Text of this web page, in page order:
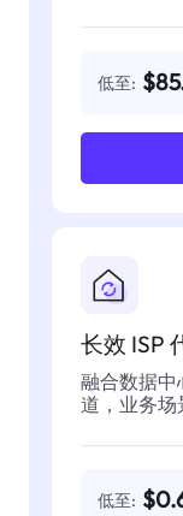
低至:
长效 ISP
融合数据中
道，业务场
低至: